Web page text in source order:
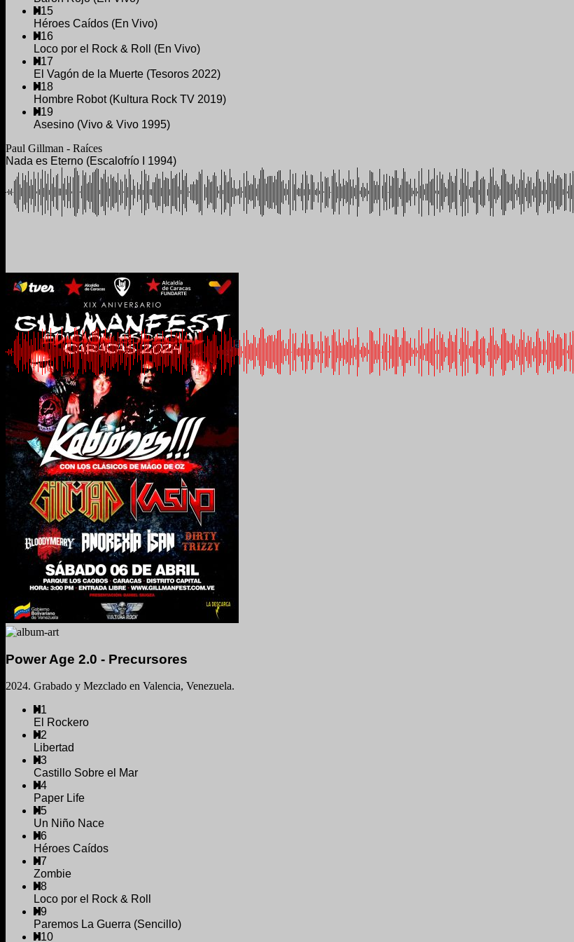
15
Héroes Caídos (En Vivo)
16
Loco por el Rock & Roll (En Vivo)
17
El Vagón de la Muerte (Tesoros 2022)
18
Hombre Robot (Kultura Rock TV 2019)
19
Asesino (Vivo & Vivo 1995)
Paul Gillman - Raíces
Nada es Eterno (Escalofrío I 1994)
Power Age 2.0 - Precursores
2024. Grabado y Mezclado en Valencia, Venezuela.
1
El Rockero
2
Libertad
3
Castillo Sobre el Mar
4
Paper Life
5
Un Niño Nace
6
Héroes Caídos
7
Zombie
8
Loco por el Rock & Roll
9
Paremos La Guerra (Sencillo)
10